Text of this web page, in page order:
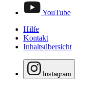
YouTube
Hilfe
Kontakt
Inhaltsübersicht
Instagram